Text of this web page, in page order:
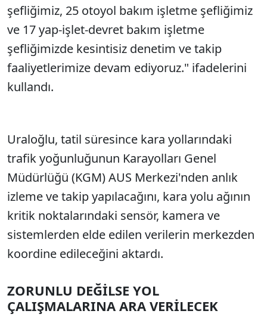
şefliğimiz, 25 otoyol bakım işletme şefliğimiz
ve 17 yap-işlet-devret bakım işletme
şefliğimizde kesintisiz denetim ve takip
faaliyetlerimize devam ediyoruz." ifadelerini
kullandı.
Uraloğlu, tatil süresince kara yollarındaki
trafik yoğunluğunun Karayolları Genel
Müdürlüğü (KGM) AUS Merkezi'nden anlık
izleme ve takip yapılacağını, kara yolu ağının
kritik noktalarındaki sensör, kamera ve
sistemlerden elde edilen verilerin merkezden
koordine edileceğini aktardı.
ZORUNLU DEĞİLSE YOL
ÇALIŞMALARINA ARA VERİLECEK